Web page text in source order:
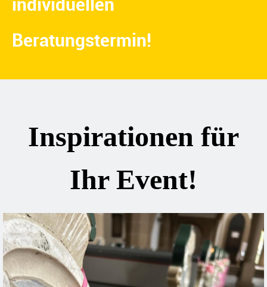
individuellen
Beratungstermin!
Inspirationen für
Ihr Event!